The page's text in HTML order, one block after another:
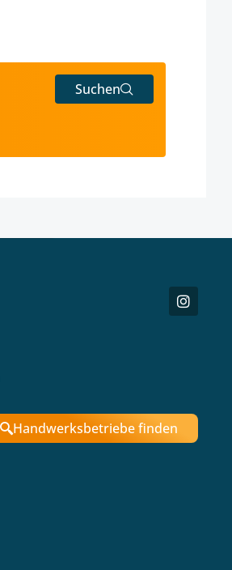
Suchen
Handwerksbetriebe finden